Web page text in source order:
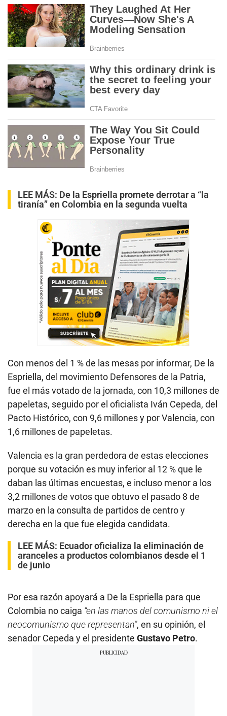
LEE MÁS: De la Espriella promete derrotar a “la
tiranía” en Colombia en la segunda vuelta
Con menos del 1 % de las mesas por informar, De la
Espriella, del movimiento Defensores de la Patria,
fue el más votado de la jornada, con 10,3 millones de
papeletas, seguido por el oficialista Iván Cepeda, del
Pacto Histórico, con 9,6 millones y por Valencia, con
1,6 millones de papeletas.
Valencia es la gran perdedora de estas elecciones
porque su votación es muy inferior al 12 % que le
daban las últimas encuestas, e incluso menor a los
3,2 millones de votos que obtuvo el pasado 8 de
marzo en la consulta de partidos de centro y
derecha en la que fue elegida candidata.
LEE MÁS: Ecuador oficializa la eliminación de
aranceles a productos colombianos desde el 1
de junio
Por esa razón apoyará a De la Espriella para que
Colombia no caiga “en las manos del comunismo ni el
neocomunismo que representan”, en su opinión, el
senador Cepeda y el presidente Gustavo Petro.